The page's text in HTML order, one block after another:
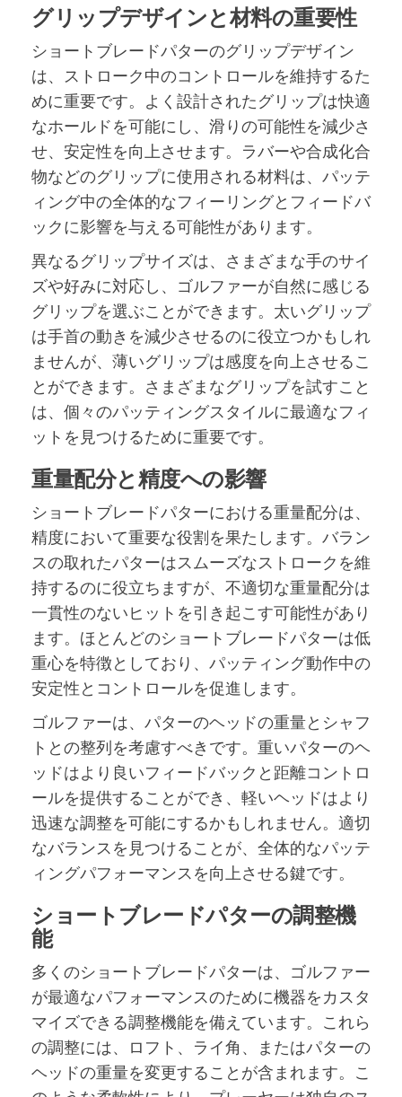
グリップデザインと材料の重要性
ショートブレードパターのグリップデザイン
は、ストローク中のコントロールを維持するた
めに重要です。よく設計されたグリップは快適
なホールドを可能にし、滑りの可能性を減少さ
せ、安定性を向上させます。ラバーや合成化合
物などのグリップに使用される材料は、パッテ
ィング中の全体的なフィーリングとフィードバ
ックに影響を与える可能性があります。
異なるグリップサイズは、さまざまな手のサイ
ズや好みに対応し、ゴルファーが自然に感じる
グリップを選ぶことができます。太いグリップ
は手首の動きを減少させるのに役立つかもしれ
ませんが、薄いグリップは感度を向上させるこ
とができます。さまざまなグリップを試すこと
は、個々のパッティングスタイルに最適なフィ
ットを見つけるために重要です。
重量配分と精度への影響
ショートブレードパターにおける重量配分は、
精度において重要な役割を果たします。バラン
スの取れたパターはスムーズなストロークを維
持するのに役立ちますが、不適切な重量配分は
一貫性のないヒットを引き起こす可能性があり
ます。ほとんどのショートブレードパターは低
重心を特徴としており、パッティング動作中の
安定性とコントロールを促進します。
ゴルファーは、パターのヘッドの重量とシャフ
トとの整列を考慮すべきです。重いパターのヘ
ッドはより良いフィードバックと距離コントロ
ールを提供することができ、軽いヘッドはより
迅速な調整を可能にするかもしれません。適切
なバランスを見つけることが、全体的なパッテ
ィングパフォーマンスを向上させる鍵です。
ショートブレードパターの調整機
能
多くのショートブレードパターは、ゴルファー
が最適なパフォーマンスのために機器をカスタ
マイズできる調整機能を備えています。これら
の調整には、ロフト、ライ角、またはパターの
ヘッドの重量を変更することが含まれます。こ